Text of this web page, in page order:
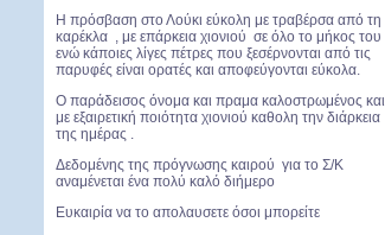
Η πρόσβαση στο Λούκι εύκολη με τραβέρσα από τη
καρέκλα , με επάρκεια χιονιού σε όλο το μήκος του
ενώ κάποιες λίγες πέτρες που ξεσέρνονται από τις
παρυφές είναι ορατές και αποφεύγονται εύκολα.
Ο παράδεισος όνομα και πραμα καλοστρωμένος και
με εξαιρετική ποιότητα χιονιού καθολη την διάρκεια
της ημέρας .
Δεδομένης της πρόγνωσης καιρού για το Σ/Κ
αναμένεται ένα πολύ καλό διήμερο
Ευκαιρία να το απολαυσετε όσοι μπορείτε